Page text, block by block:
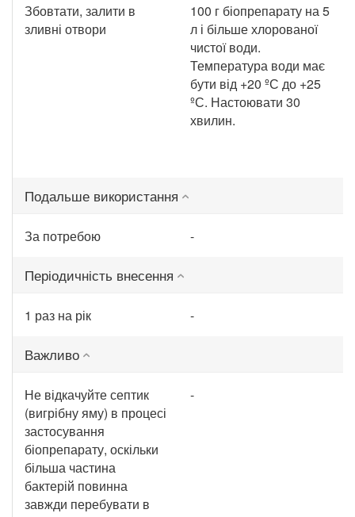
Збовтати, залити в
зливні отвори
100 г біопрепарату на 5
л і більше хлорованої
чистої води.
Температура води має
бути від +20 ºС до +25
ºС. Настоювати 30
хвилин.
Подальше використання
За потребою -
Періодичність внесення
1 раз на рік -
Важливо
Не відкачуйте септик
(вигрібну яму) в процесі
застосування
біопрепарату, оскільки
більша частина
бактерій повинна
завжди перебувати в
-